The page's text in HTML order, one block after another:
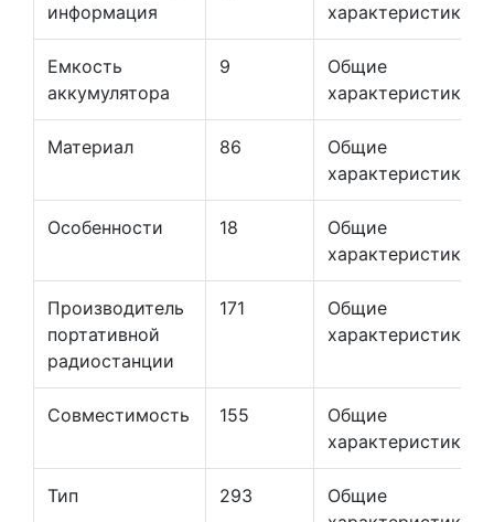
информация
характеристики
Емкость
аккумулятора
9
Общие
характеристики
Материал 86
Общие
характеристики
Особенности 18
Общие
характеристики
Производитель
портативной
радиостанции
171
Общие
характеристики
Совместимость 155
Общие
характеристики
Тип 293
Общие